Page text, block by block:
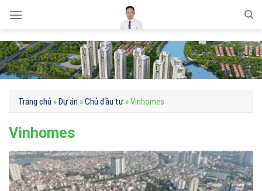
Trang chủ »Dự án »Chủ đầu tư »Vinhomes
Vinhomes